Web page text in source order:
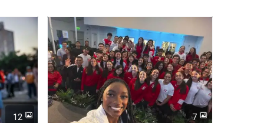
12 7